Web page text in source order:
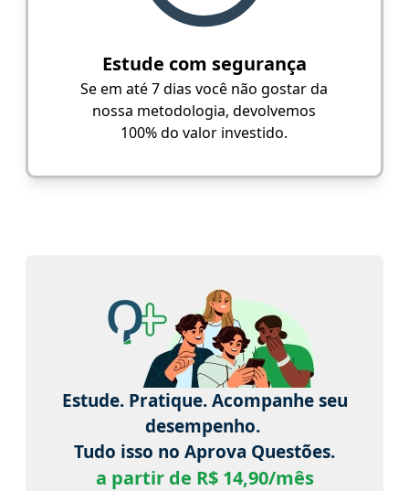
Estude com segurança
Se em até 7 dias você não gostar da
nossa metodologia, devolvemos
100% do valor investido.
Estude. Pratique. Acompanhe seu
desempenho.
Tudo isso no Aprova Questões.
a partir de R$ 14,90/mês